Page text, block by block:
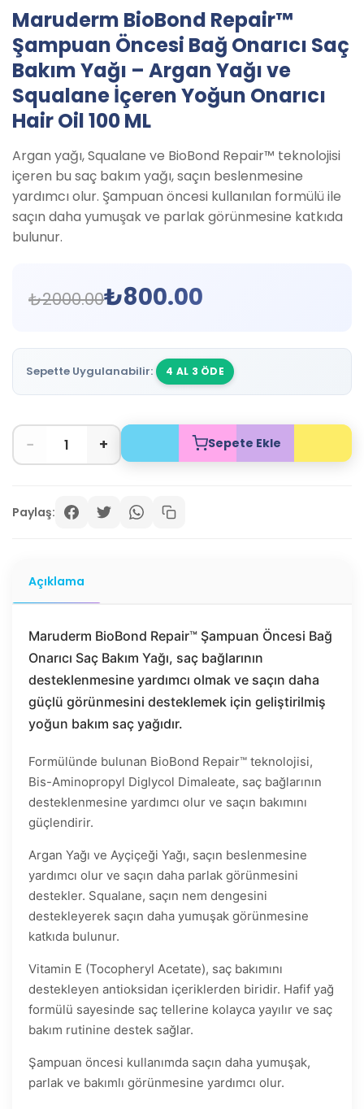
Maruderm BioBond Repair™
Şampuan Öncesi Bağ Onarıcı Saç
Bakım Yağı – Argan Yağı ve
Squalane İçeren Yoğun Onarıcı
Hair Oil 100 ML
Argan yağı, Squalane ve BioBond Repair™ teknolojisi
içeren bu saç bakım yağı, saçın beslenmesine
yardımcı olur. Şampuan öncesi kullanılan formülü ile
saçın daha yumuşak ve parlak görünmesine katkıda
bulunur.
₺2000.00₺800.00
Sepette Uygulanabilir: 4 AL 3 ÖDE
− + Sepete Ekle
Paylaş:
Açıklama
Maruderm BioBond Repair™ Şampuan Öncesi Bağ
Onarıcı Saç Bakım Yağı, saç bağlarının
desteklenmesine yardımcı olmak ve saçın daha
güçlü görünmesini desteklemek için geliştirilmiş
yoğun bakım saç yağıdır.
Formülünde bulunan BioBond Repair™ teknolojisi,
Bis-Aminopropyl Diglycol Dimaleate, saç bağlarının
desteklenmesine yardımcı olur ve saçın bakımını
güçlendirir.
Argan Yağı ve Ayçiçeği Yağı, saçın beslenmesine
yardımcı olur ve saçın daha parlak görünmesini
destekler. Squalane, saçın nem dengesini
destekleyerek saçın daha yumuşak görünmesine
katkıda bulunur.
Vitamin E (Tocopheryl Acetate), saç bakımını
destekleyen antioksidan içeriklerden biridir. Hafif yağ
formülü sayesinde saç tellerine kolayca yayılır ve saç
bakım rutinine destek sağlar.
Şampuan öncesi kullanımda saçın daha yumuşak,
parlak ve bakımlı görünmesine yardımcı olur.